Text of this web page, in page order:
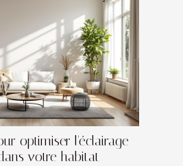
optimiser l'éclairage
votre habitat